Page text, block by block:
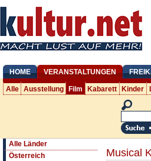
HOME VERANSTALTUNGEN
Alle Ausstellung Film Kabarett Kinder
Alle Länder
Österreich
Musical